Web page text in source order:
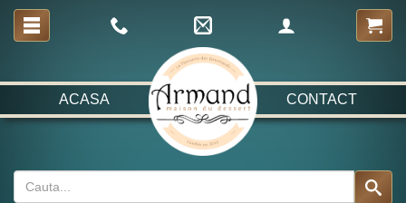
ACASA CONTACT